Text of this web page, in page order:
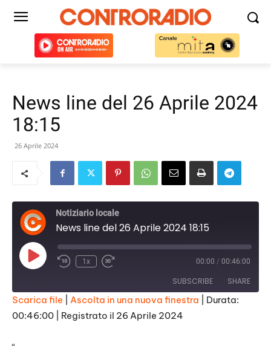
News line del 26 Aprile 2024
18:15
26 Aprile 2024
Notiziario locale
News line del 26 Aprile 2024 18:15
Play
Episode
1x 00:00 / 00:46:00
SUBSCRIBE SHARE
SHARE
Scarica file Ascolta in una nuova finestra
Durata:
00:46:00
Registrato il 26 Aprile 2024
“